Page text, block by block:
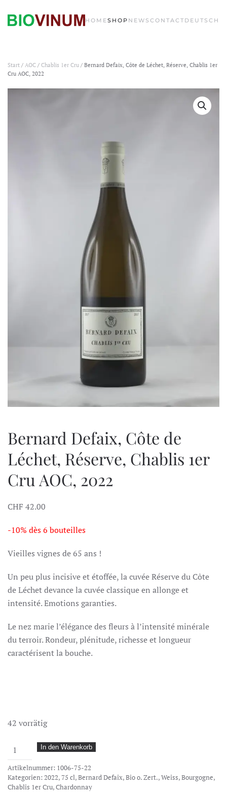
HOMESHOP NEWS CONTACT DEUTSCH
Start / AOC / Chablis 1er Cru / Bernard Defaix, Côte de Léchet, Réserve, Chablis 1er
Cru AOC, 2022
Bernard Defaix, Côte de
Léchet, Réserve, Chablis 1er
Cru AOC, 2022
CHF 42.00
-10% dès 6 bouteilles
Vieilles vignes de 65 ans !
Un peu plus incisive et étoffée, la cuvée Réserve du Côte
de Léchet devance la cuvée classique en allonge et
intensité. Emotions garanties.
Le nez marie l’élégance des fleurs à l’intensité minérale
du terroir. Rondeur, plénitude, richesse et longueur
caractérisent la bouche.
42 vorrätig
Bernard
Defaix,
Côte
de
In den Warenkorb
Artikelnummer: 1006-75-22
Kategorien: 2022, 75 cl,Bernard Defaix,Bio o. Zert.,Weiss,Bourgogne,
Chablis 1er Cru,Chardonnay